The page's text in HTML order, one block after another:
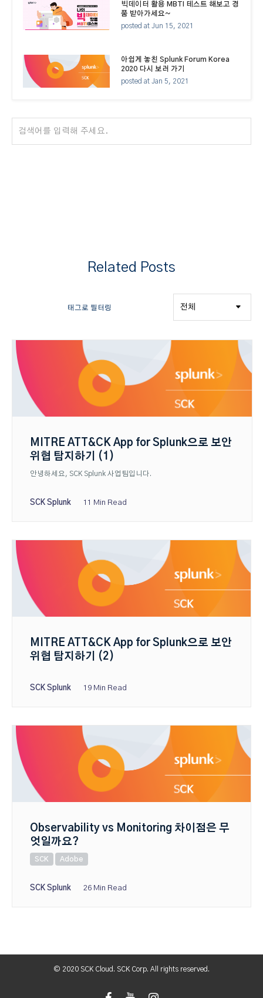
빅데이터 활용 MBTI 테스트 해보고 경
품 받아가세요~
posted at Jun 15, 2021
아쉽게 놓친 Splunk Forum Korea
2020 다시 보러 가기
posted at Jan 5, 2021
Related Posts
태그로 필터링
MITRE ATT&CK App for Splunk으로 보안
위협 탐지하기 (1)
안녕하세요, SCK Splunk 사업팀입니다.
SCK Splunk 11 Min Read
MITRE ATT&CK App for Splunk으로 보안
위협 탐지하기 (2)
SCK Splunk 19 Min Read
Observability vs Monitoring 차이점은 무
엇일까요?
SCK Adobe
SCK Splunk 26 Min Read
© 2020 SCK Cloud. SCK Corp. All rights reserved.